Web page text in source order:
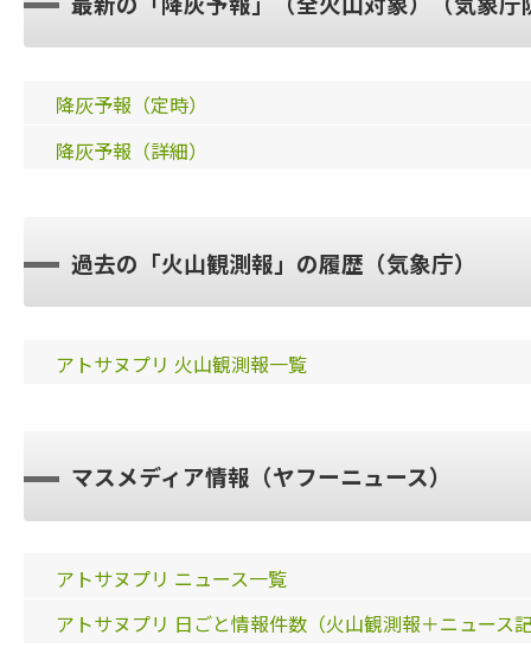
降灰予報（定時）
降灰予報（詳細）
過去の「火山観測報」の履歴（気象庁）
アトサヌプリ 火山観測報一覧
マスメディア情報（ヤフーニュース）
アトサヌプリ ニュース一覧
アトサヌプリ 日ごと情報件数（火山観測報＋ニュース